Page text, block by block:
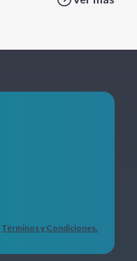
Términos y Condiciones.